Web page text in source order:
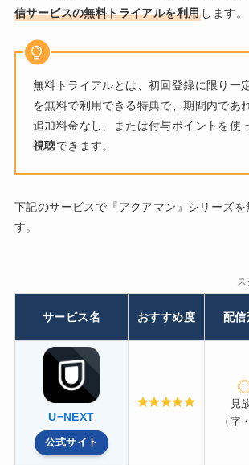
信サービスの無料トライアルを利用 します。
無料トライアルとは、初回登録に限り一
を無料で利用できる特典で、期間内であ
追加料金なし、または付与ポイントを使
視聴できます。
下記のサービスで『アクアマン』シリーズ
す。
サービス名 おすすめ度 配信
U−NEXT
公式サイト
見
（字